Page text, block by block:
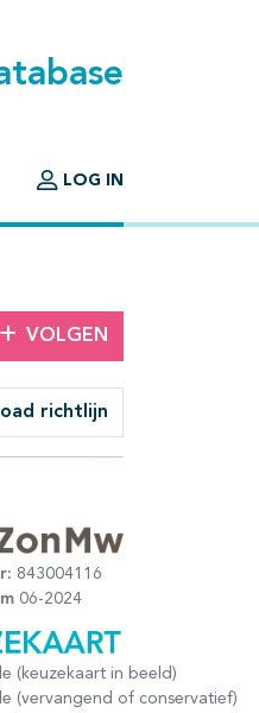
LOG IN
VOLGEN
richtlijn
843004116
06-2024
(keuzekaart in beeld)
(vervangend of conservatief)